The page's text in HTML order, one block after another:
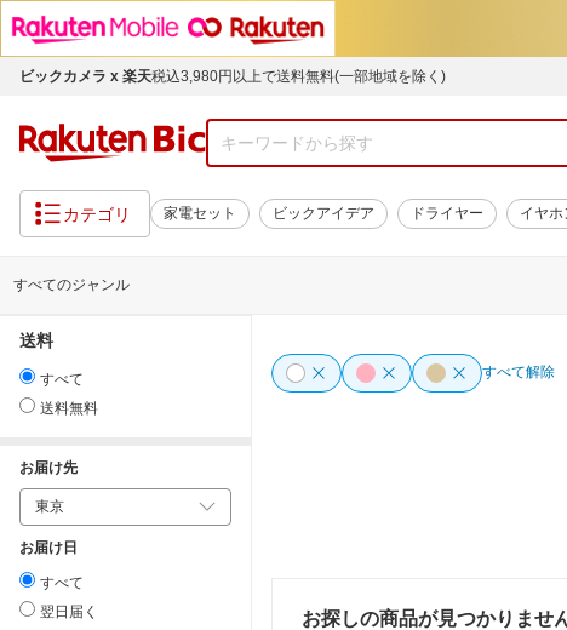
ビックカメラ x 楽天税込3,980円以上で送料無料(一部地域を除く)
カテゴリ 家電セット ビックアイデア ドライヤー イヤホ
すべてのジャンル
送料
すべて
送料無料
お届け先
お届け日
すべて
翌日届く
すべて解除
お探しの商品が見つかりませ